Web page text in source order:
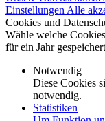
Einstellungen Alle
Cookies und
Wähle welche
für ein Jahr
Notwendig
Diese Cookies
notwendig.
Statistiken